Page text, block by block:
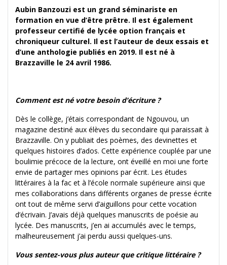
Aubin Banzouzi est un grand séminariste en
formation en vue d’être prêtre. Il est également
professeur certifié de lycée option français et
chroniqueur culturel. Il est l’auteur de deux essais et
d’une anthologie publiés en 2019. Il est né à
Brazzaville le 24 avril 1986.
Comment est né votre besoin d’écriture ?
Dès le collège, j’étais correspondant de Ngouvou, un
magazine destiné aux élèves du secondaire qui paraissait à
Brazzaville. On y publiait des poèmes, des devinettes et
quelques histoires d’ados. Cette expérience couplée par une
boulimie précoce de la lecture, ont éveillé en moi une forte
envie de partager mes opinions par écrit. Les études
littéraires à la fac et à l’école normale supérieure ainsi que
mes collaborations dans différents organes de presse écrite
ont tout de même servi d’aiguillons pour cette vocation
d’écrivain. J’avais déjà quelques manuscrits de poésie au
lycée. Des manuscrits, j’en ai accumulés avec le temps,
malheureusement j’ai perdu aussi quelques-uns.
Vous sentez-vous plus auteur que critique littéraire ?